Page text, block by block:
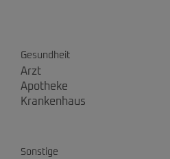
Gesundheit
Arzt
Apotheke
Krankenhaus
Sonstige